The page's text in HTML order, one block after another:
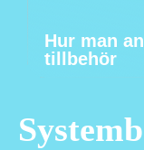
Hur man
tillbehör